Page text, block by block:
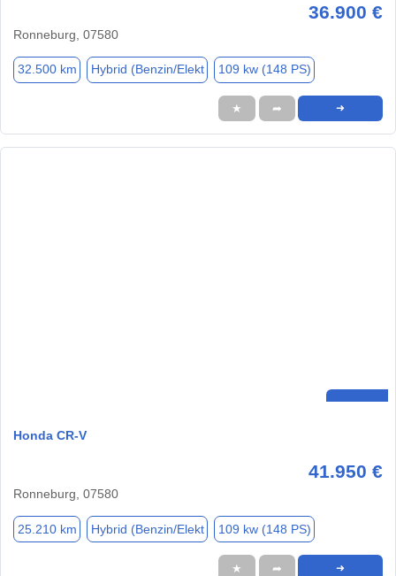
36.900 €
Ronneburg, 07580
32.500 km Hybrid (Benzin/Elekt 109 kw (148 PS)
★ ➦ ➜
Honda CR-V
41.950 €
Ronneburg, 07580
25.210 km Hybrid (Benzin/Elekt 109 kw (148 PS)
★ ➦ ➜